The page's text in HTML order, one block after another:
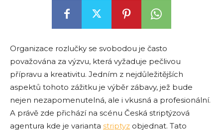
Organizace rozlučky se svobodou je často
považována za výzvu, která vyžaduje pečlivou
přípravu a kreativitu. Jedním z nejdůležitějších
aspektů tohoto zážitku je výběr zábavy, jež bude
nejen nezapomenutelná, ale i vkusná a profesionální.
A právě zde přichází na scénu Česká striptýzová
agentura kde je varianta striptyz objednat. Tato